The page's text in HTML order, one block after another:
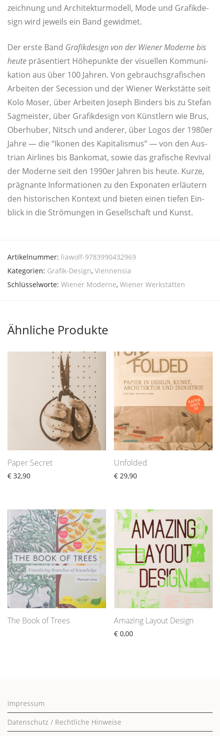
zeich­nung und Archi­tek­tur­mo­dell, Mode und Gra­fik­de­
sign wird jeweils ein Band gewidmet.
Der ers­te Band Gra­fik­de­sign von der Wie­ner Moder­ne bis
heu­te prä­sen­tiert Höhe­punk­te der visu­el­len Kom­mu­ni­
ka­ti­on aus über 100 Jah­ren. Von gebrauchs­gra­fi­schen
Arbei­ten der Seces­si­on und der Wie­ner Werk­stät­te seit
Kolo Moser, über Arbei­ten Joseph Bin­ders bis zu Ste­fan
Sag­meis­ter, über Gra­fik­de­sign von Künst­lern wie Brus,
Ober­hu­ber, Nitsch und ande­rer, über Logos der 1980er
Jah­re — die “Iko­nen des Kapi­ta­lis­mus” — von den Aus­
tri­an Air­lines bis Ban­ko­mat, sowie das gra­fi­sche Revi­val
der Moder­ne seit den 1990er Jah­ren bis heu­te. Kur­ze,
prä­gnan­te Infor­ma­tio­nen zu den Expo­na­ten erläu­tern
den his­to­ri­schen Kon­text und bie­ten einen tie­fen Ein­
blick in die Strö­mun­gen in Gesell­schaft und Kunst.
Artikelnummer: liawolf-9783990432969
Kategorien: Grafik-Design, Viennensia
Schlüsselworte: Wiener Moderne, Wiener Werkstätten
Ähnliche Produkte
Paper Secret
€ 32,90
Unfolded
€ 29,90
The Book of Trees Amazing Layout Design
€ 0,00
Impressum
Datenschutz / Rechtliche Hinweise